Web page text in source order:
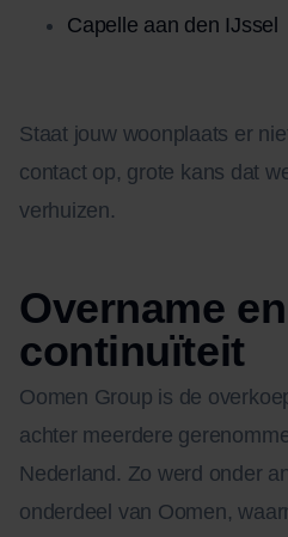
Capelle aan den IJssel
Staat jouw woonplaats er
contact op, grote kans dat
verhuizen.
Overname en
continuïteit
Oomen Group is de
achter meerdere
Nederland. Zo werd onder
onderdeel van Oomen,